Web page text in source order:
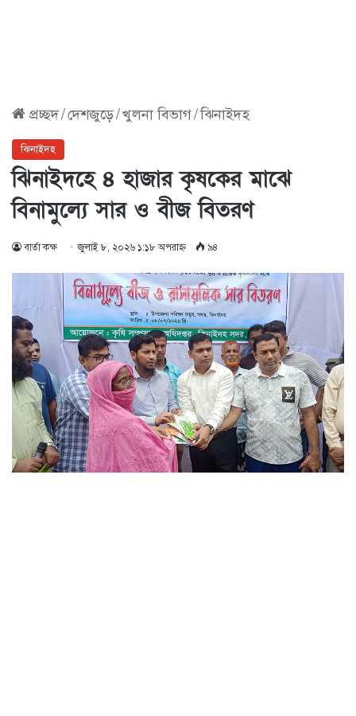
প্রচ্ছদ/দেশজুড়ে/খুলনা বিভাগ/ঝিনাইদহ
ঝিনাইদহ
ঝিনাইদহে ৪ হাজার কৃষকের মাঝে
বিনামুল্যে সার ও বীজ বিতরণ
বার্তা কক্ষ জুলাই ৮, ২০২৬ ১:১৮ অপরাহ্ণ ৯৪